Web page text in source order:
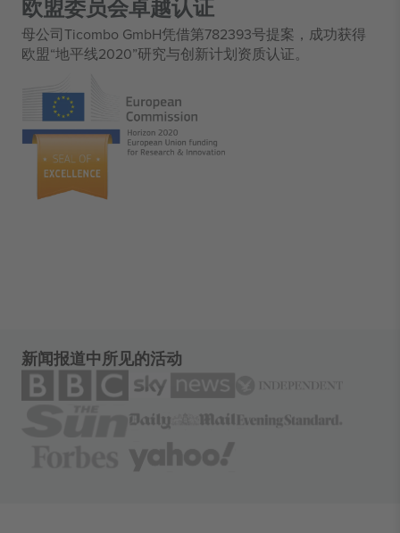
欧盟委员会卓越认证
母公司Ticombo GmbH凭借第782393号提案，成功获得
欧盟“地平线2020”研究与创新计划资质认证。
新闻报道中所见的活动